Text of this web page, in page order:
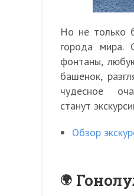
Но не только
города мира.
фонтаны,
башенок,
чудесное
станут
Обзор